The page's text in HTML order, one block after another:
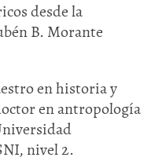
desde la
B. Morante
en historia y
en antropología
nivel 2.